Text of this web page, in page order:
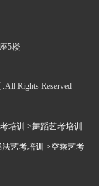
5楼
Rights Reserved
培训 >舞蹈艺考培训
法艺考培训 >空乘艺考